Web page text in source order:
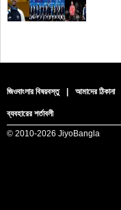
জিওবাংলার বিষয়বস্তু আমাদের ঠিকানা
ব্যবহারের শর্তাবলী
© 2010-2026 JiyoBangla